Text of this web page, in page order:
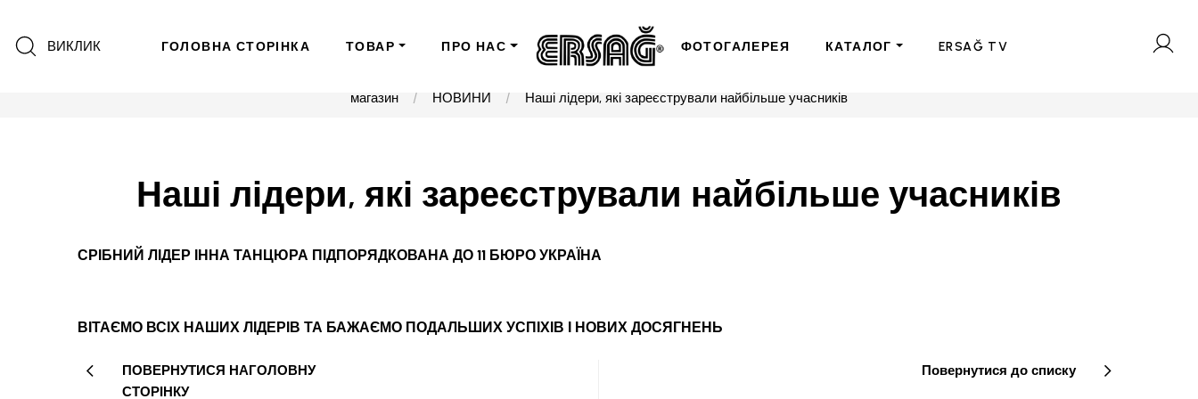
ВИКЛИК ГОЛОВНА СТОРІНКА ТОВАР ПРО НАС ФОТОГАЛЕРЕЯ КАТАЛОГ ERSAĞ TV
магазин НОВИНИ Наші лідери, які зареєстрували найбільше учасників
Наші лідери, які зареєстрували найбільше учасників
СРІБНИЙ ЛІДЕР ІННА ТАНЦЮРА ПІДПОРЯДКОВАНА ДО 11 БЮРО УКРАЇНА
ВІТАЄМО ВСІХ НАШИХ ЛІДЕРІВ ТА БАЖАЄМО ПОДАЛЬШИХ УСПІХІВ І НОВИХ ДОСЯГНЕНЬ
ПОВЕРНУТИСЯ НАГОЛОВНУ
СТОРІНКУ
Повернутися до списку